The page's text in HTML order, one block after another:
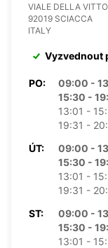
VIALE DELLA
92019 SCIACCA
ITALY
Vyzvednout
PO:
09:00 -
15:30 -
13:01 -
19:31 -
ÚT:
09:00 -
15:30 -
13:01 -
19:31 -
ST:
09:00 -
15:30 -
13:01 -